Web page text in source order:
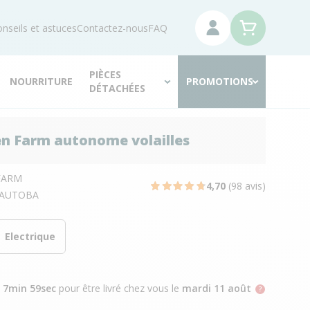
et astucesContactez-nousFAQ
NOURRITURE
PIÈCES
DÉTACHÉES
PROMOTIONS
Farm autonome volailles
4,70 (98 avis)
Electrique
58secpour être livré chez vous le mardi 11 août